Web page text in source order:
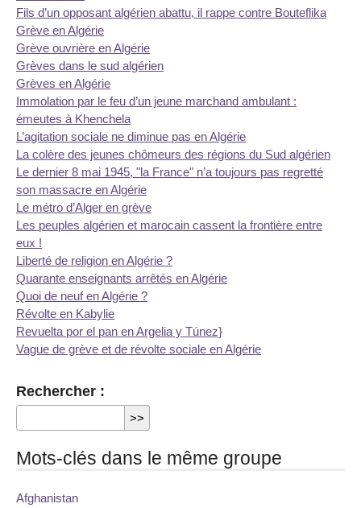
Fils d’un opposant algérien abattu, il rappe contre Bouteflika
Grève en Algérie
Grève ouvrière en Algérie
Grèves dans le sud algérien
Grèves en Algérie
Immolation par le feu d’un jeune marchand ambulant :
émeutes à Khenchela
L’agitation sociale ne diminue pas en Algérie
La colère des jeunes chômeurs des régions du Sud algérien
Le dernier 8 mai 1945, "la France" n’a toujours pas regretté
son massacre en Algérie
Le métro d’Alger en grève
Les peuples algérien et marocain cassent la frontière entre
eux !
Liberté de religion en Algérie ?
Quarante enseignants arrêtés en Algérie
Quoi de neuf en Algérie ?
Révolte en Kabylie
Revuelta por el pan en Argelia y Túnez}
Vague de grève et de révolte sociale en Algérie
Rechercher :
Mots-clés dans le même groupe
Afghanistan